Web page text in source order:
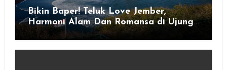
Bikin Baper! Teluk Love Jember,
Harmoni Alam Dan Romansa di Ujung
Selatan Jawa